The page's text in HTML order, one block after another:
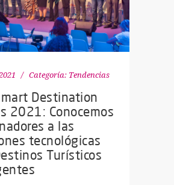
Categoría: Tendencias
Destination
2021: Conocemos
a las
tecnológicas
Turísticos